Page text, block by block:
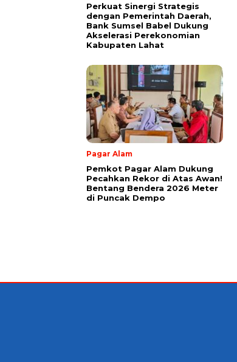
Perkuat Sinergi Strategis
dengan Pemerintah Daerah,
Bank Sumsel Babel Dukung
Akselerasi Perekonomian
Kabupaten Lahat
Pagar Alam
Pemkot Pagar Alam Dukung
Pecahkan Rekor di Atas Awan!
Bentang Bendera 2026 Meter
di Puncak Dempo